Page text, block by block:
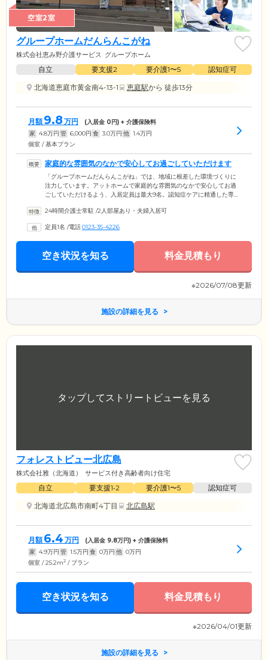
空室2室
グループホームだんらんこがね
株式会社恵み野介護サービス グループホーム
自立 要支援2 要介護1〜5
認知症可
北海道恵庭市黄金南4-13-1
恵庭駅から 徒歩13分
月額 9.8 万円 (入居金 0円) + 介護保険料
家 4.8万円 管 6,000円 食 3.0万円 他 1.4万円
個室 / 基本プラン
家庭的な雰囲気のなかで安心してお過ごしていただけます
「グループホームだんらんこがね」では、地域に根差した環境づくりに
注力しています。アットホームで家庭的な雰囲気のなかで安心してお過
ごしていただけるよう、入居定員は最大9名。認知症ケアに精通した専属
不安など、どんなことでもスタッフまでお気軽にお話しください。ご入
生活をより快適にいきいきとお過ごしいただけるようサポートしていま
す。
24時間介護士常駐 /2人部屋あり・夫婦入居可
定員1名 /電話0123-35-4226
空き状況を知る 料金見積もり
※2026/07/08更新
施設の詳細を見る
フォレストビュー北広島
株式会社雅（北海道） サービス付き高齢者向け住宅
自立 要支援1•2 要介護1〜5
認知症可
北海道北広島市南町4丁目
北広島駅
月額 6.4 万円 (入居金 9.8万円) + 介護保険料
家 4.9万円 管 1.5万円 食 0万円 他 0万円
個室 / 25.2m2 / プラン
空き状況を知る 料金見積もり
※2026/04/01更新
施設の詳細を見る